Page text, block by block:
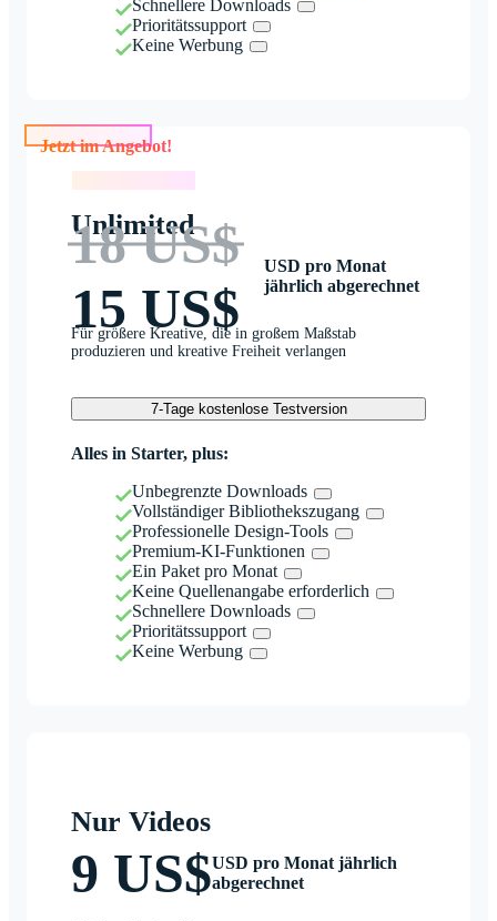
Schnellere Downloads
Prioritätssupport
Keine Werbung
Jetzt im Angebot!
Unlimited
18 US$
15 US$
USD pro Monat
jährlich abgerechnet
Für größere Kreative, die in großem Maßstab
produzieren und kreative Freiheit verlangen
7-Tage kostenlose Testversion
Alles in Starter, plus:
Unbegrenzte Downloads
Vollständiger Bibliothekszugang
Professionelle Design-Tools
Premium-KI-Funktionen
Ein Paket pro Monat
Keine Quellenangabe erforderlich
Schnellere Downloads
Prioritätssupport
Keine Werbung
Nur Videos
9 US$USD pro Monat jährlich
abgerechnet